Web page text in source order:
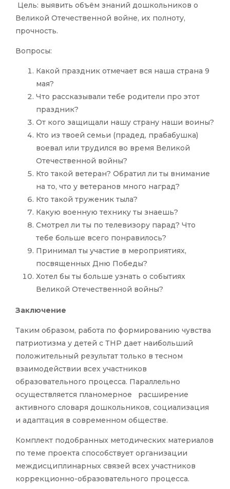
Цель: выявить объём знаний дошкольников о
Великой Отечественной войне, их полноту,
прочность.
Вопросы:
Какой праздник отмечает вся наша страна 9
мая?
Что рассказывали тебе родители про этот
праздник?
От кого защищали нашу страну наши воины?
Кто из твоей семьи (прадед, прабабушка)
воевал или трудился во время Великой
Отечественной войны?
Кто такой ветеран? Обратил ли ты внимание
на то, что у ветеранов много наград?
Кто такой труженик тыла?
Какую военную технику ты знаешь?
Смотрел ли ты по телевизору парад? Что
тебе больше всего понравилось?
Принимал ты участие в мероприятиях,
посвященных Дню Победы?
Хотел бы ты больше узнать о событиях
Великой Отечественной войны?
Заключение
Таким образом, работа по формированию чувства
патриотизма у детей с ТНР дает наибольший
положительный результат только в тесном
взаимодействии всех участников
образовательного процесса. Параллельно
осуществляется планомерное расширение
активного словаря дошкольников, социализация
и адаптация в современном обществе.
Комплект подобранных методических материалов
по теме проекта способствует организации
междисциплинарных связей всех участников
коррекционно-образовательного процесса.